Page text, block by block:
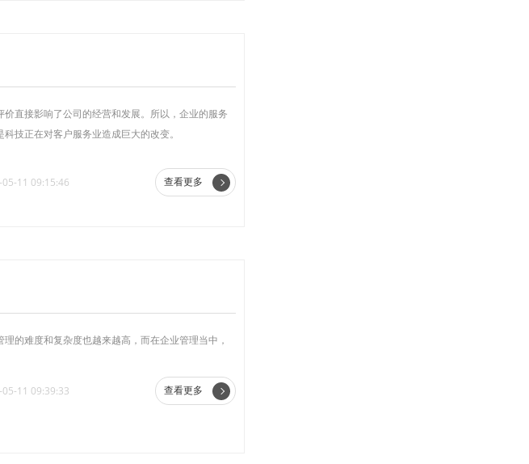
直接影响了公司的经营和发展。所以，企业的服务
技正在对客户服务业造成巨大的改变。
11 09:15:46 查看更多
的难度和复杂度也越来越高，而在企业管理当中，
11 09:39:33 查看更多